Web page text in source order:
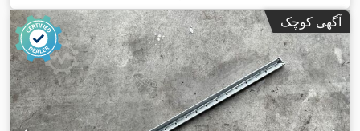
آگهی کوچک